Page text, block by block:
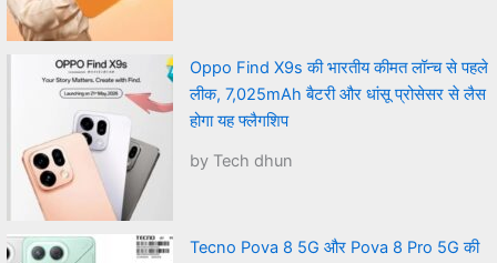
Oppo Find X9s की भारतीय कीमत लॉन्च से पहले
लीक, 7,025mAh बैटरी और धांसू प्रोसेसर से लैस
होगा यह फ्लैगशिप
by Tech dhun
Tecno Pova 8 5G और Pova 8 Pro 5G की